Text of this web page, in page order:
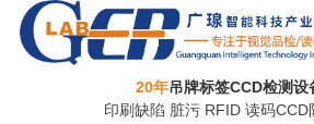
20年吊牌标签CCD检测设
印刷缺陷 脏污 RFID 读码CCD